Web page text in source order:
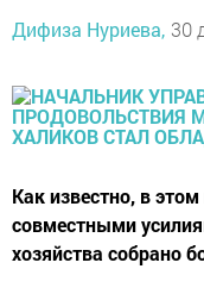
Дифиза Нуриева, 30
Как известно, в
совместными
хозяйства собрано